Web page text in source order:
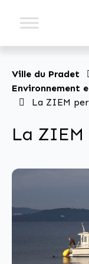
Ville du Pradet
Environnement
La ZIEM
La